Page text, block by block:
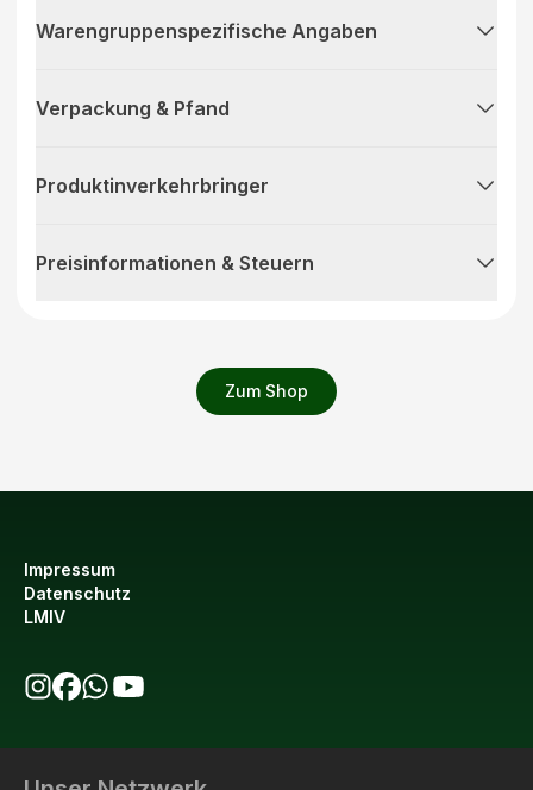
Zum Shop
Warengruppenspezifische Angaben
Verpackung & Pfand
Produktinverkehrbringer
Preisinformationen & Steuern
Impressum
Datenschutz
LMIV